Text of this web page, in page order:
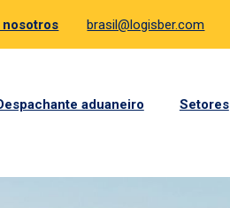
nosotros brasil@logisber.com
aduaneiro Setores